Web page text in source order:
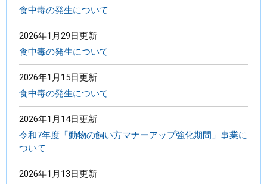
食中毒の発生について
2026年1月29日更新
食中毒の発生について
2026年1月15日更新
食中毒の発生について
2026年1月14日更新
令和7年度「動物の飼い方マナーアップ強化期間」事業に
ついて
2026年1月13日更新